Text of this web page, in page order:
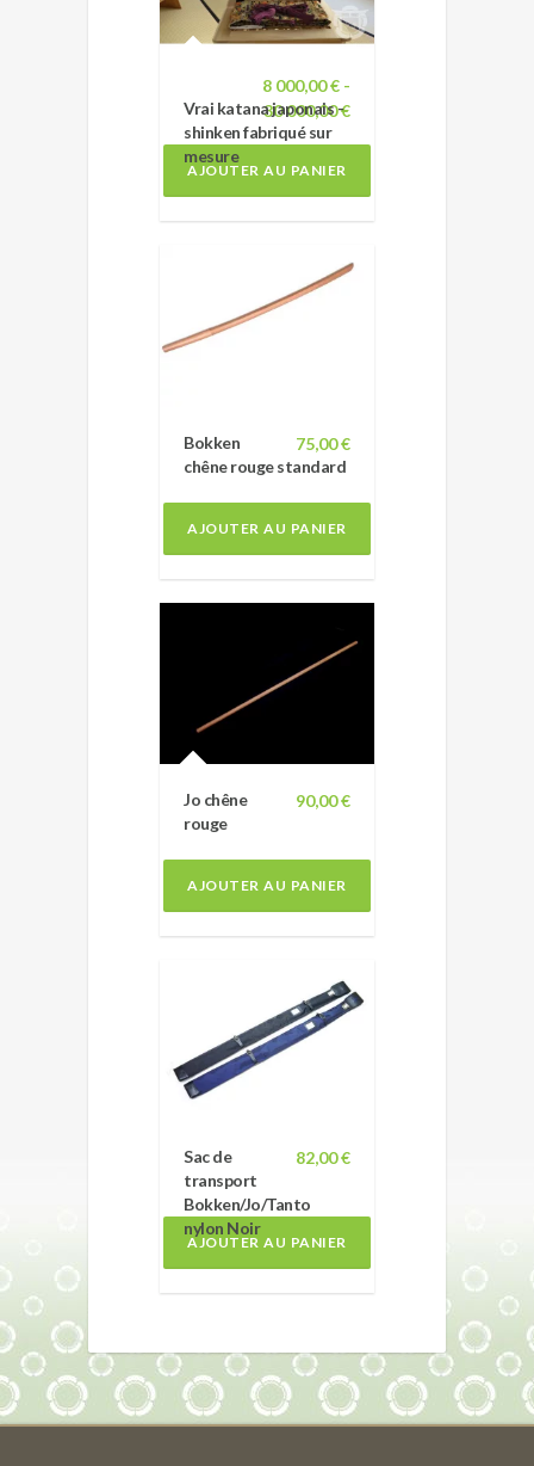
8 000,00 € -
30 000,00 €
Vrai katana japonais -
shinken fabriqué sur
mesure
AJOUTER AU PANIER
75,00 €
Bokken
chêne rouge standard
AJOUTER AU PANIER
90,00 €
Jo chêne
rouge
AJOUTER AU PANIER
82,00 €
Sac de
transport
Bokken/Jo/Tanto
nylon Noir
AJOUTER AU PANIER